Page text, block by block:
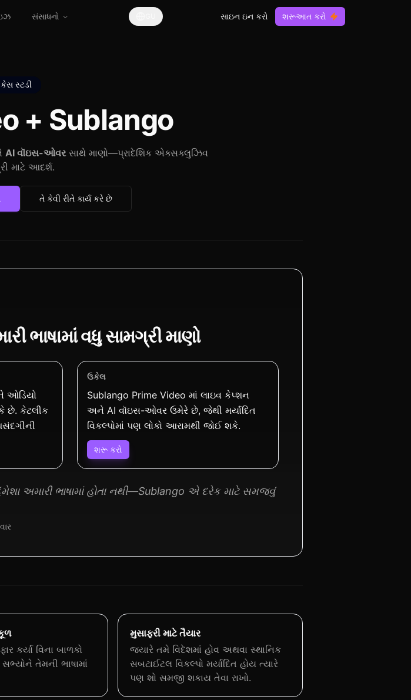
સંસાધનો સાઇન ઇન કરો શરૂઆત કરો
કેસ સ્ટડી
+ Sublango
AI વૉઇસ-ઓવરસાથે માણો—પ્રાદેશિક એક્સક્લુઝિવ
માટે આદર્શ.
તે કેવી રીતે કાર્ય કરે છે
ભાષામાં વધુ સામગ્રી માણો
ઓડિયો
છે. કેટલીક
ઉકેલ
Sublango Prime Video માં લાઇવ કેપ્શન
અને AI વૉઇસ-ઓવર ઉમેરે છે, જેથી મર્યાદિત
વિકલ્પોમાં પણ લોકો આરામથી જોઈ શકે.
શરૂ કરો
અમારી ભાષામાં હોતા નથી—Sublango એ દરેક માટે સમજવું
કર્યા વિના બાળકો
સભ્યોને તેમની ભાષામાં
મુસાફરી માટે તૈયાર
જ્યારે તમે વિદેશમાં હોવ અથવા સ્થાનિક
સબટાઈટલ વિકલ્પો મર્યાદિત હોય ત્યારે
પણ શો સમજી શકાય તેવા રાખો.